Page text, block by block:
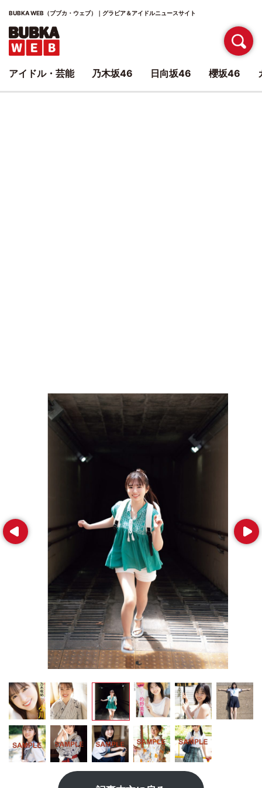
BUBKA WEB（ブブカ・ウェブ）｜グラビア＆アイドルニュースサイト
Prev Next
アイドル・芸能 乃木坂46 日向坂46 櫻坂46